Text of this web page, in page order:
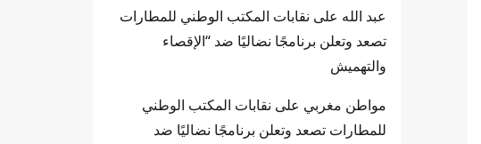
عبد الله على نقابات المكتب الوطني للمطارات
تصعد وتعلن برنامجًا نضاليًا ضد “الإقصاء
والتهميش
مواطن مغربي على نقابات المكتب الوطني
للمطارات تصعد وتعلن برنامجًا نضاليًا ضد